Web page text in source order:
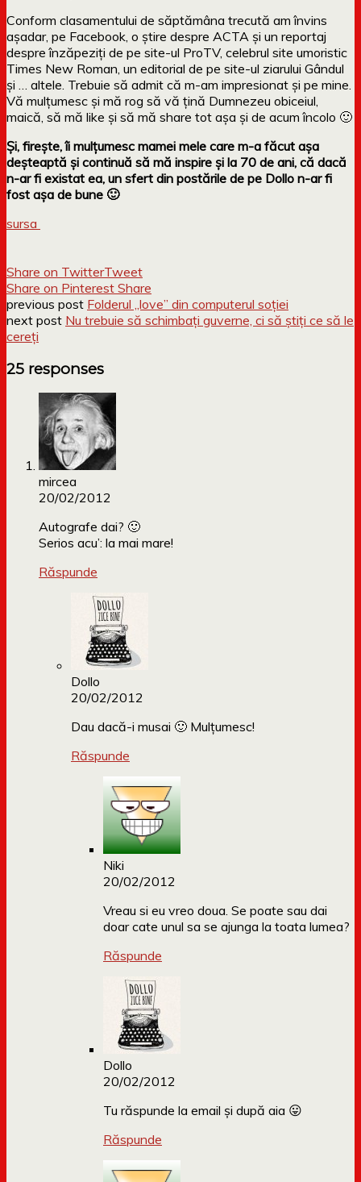
Conform clasamentului de săptămâna trecută am învins
așadar, pe Facebook, o știre despre ACTA și un reportaj
despre înzăpeziți de pe site-ul ProTV, celebrul site umoristic
Times New Roman, un editorial de pe site-ul ziarului Gândul
și … altele. Trebuie să admit că m-am impresionat și pe mine.
Vă mulțumesc și mă rog să vă țină Dumnezeu obiceiul,
maică, să mă like și să mă share tot așa și de acum încolo 🙂
Și, firește, îi mulțumesc mamei mele care m-a făcut așa
deșteaptă și continuă să mă inspire și la 70 de ani, că dacă
n-ar fi existat ea, un sfert din postările de pe Dollo n-ar fi
fost așa de bune 🙂
sursa
Share on TwitterTweet
Share on Pinterest Share
previous post Folderul „love” din computerul soției
next post Nu trebuie să schimbați guverne, ci să știți ce să le
cereți
25 responses
mircea
20/02/2012
Autografe dai? 🙂
Serios acu’: la mai mare!
Răspunde
Dollo
20/02/2012
Dau dacă-i musai 🙂 Mulțumesc!
Răspunde
Niki
20/02/2012
Vreau si eu vreo doua. Se poate sau dai
doar cate unul sa se ajunga la toata lumea?
Răspunde
Dollo
20/02/2012
Tu răspunde la email și după aia 😛
Răspunde